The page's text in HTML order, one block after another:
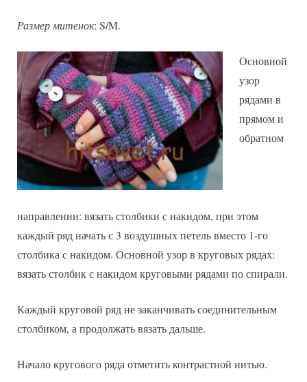
Размер митенок: S/M.
Основной
узор
рядами в
прямом и
обратном
направлении: вязать столбики с накидом, при этом
каждый ряд начать с 3 воздушных петель вместо 1-го
столбика с накидом. Основной узор в круговых рядах:
вязать столбик с накидом круговыми рядами по спирали.
Каждый круговой ряд не заканчивать соединительным
столбиком, а продолжать вязать дальше.
Начало кругового ряда отметить контрастной нитью.